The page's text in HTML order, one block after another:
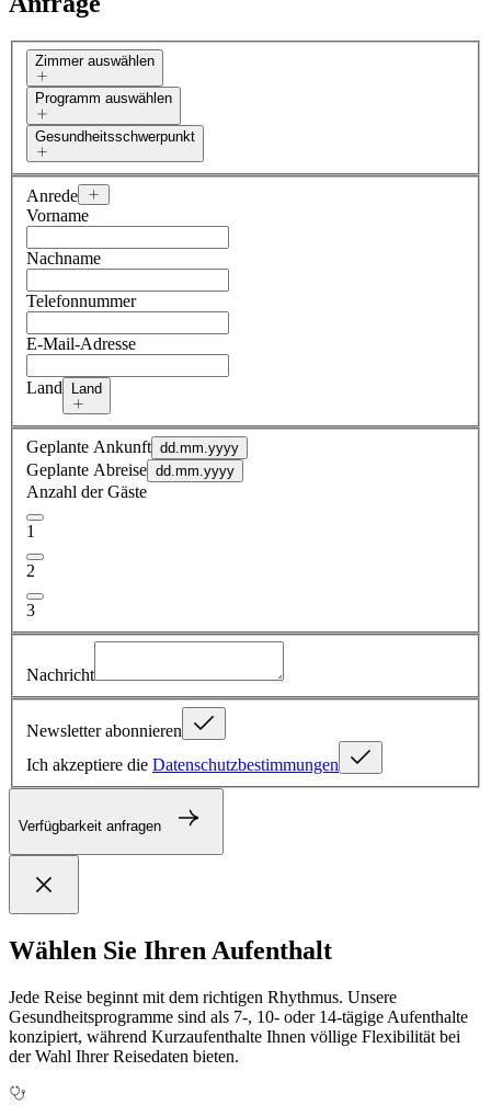
Zimmer auswählen
Programm auswählen
Gesundheitsschwerpunkt
Anrede
Vorname
Nachname
Telefonnummer
E-Mail-Adresse
Land Land
Geplante Ankunft dd.mm.yyyy
Geplante Abreise dd.mm.yyyy
Anzahl der Gäste
1
2
3
Nachricht
Newsletter abonnieren
Ich akzeptiere die Datenschutzbestimmungen
Verfügbarkeit anfragen
Wählen Sie Ihren Aufenthalt
Jede Reise beginnt mit dem richtigen Rhythmus. Unsere
Gesundheitsprogramme sind als 7-, 10- oder 14-tägige Aufenthalte
konzipiert, während Kurzaufenthalte Ihnen völlige Flexibilität bei
der Wahl Ihrer Reisedaten bieten.